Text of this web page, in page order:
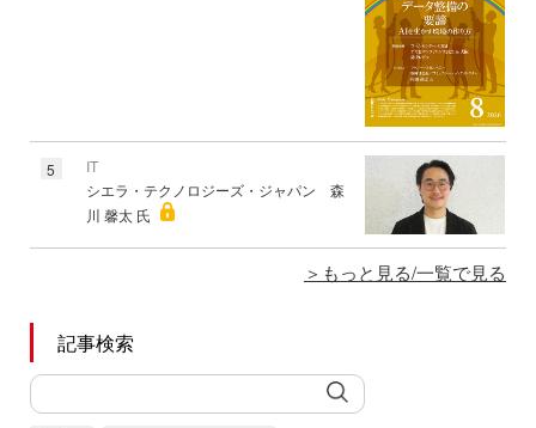
5
IT
シエラ・テクノロジーズ・ジャパン 森
川 馨太 氏
もっと見る/一覧で見る
記事検索